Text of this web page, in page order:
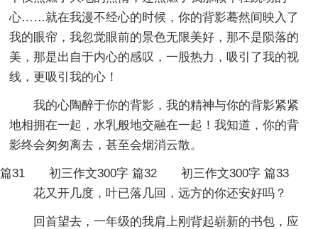
心……就在我漫不经心的时候，你的背影蓦然间映入了
我的眼帘，我忽觉眼前的景色无限美好，那不是陨落的
美，那是出自于内心的感叹，一股热力，吸引了我的视
线，更吸引我的心！
我的心陶醉于你的背影，我的精神与你的背影紧紧
地相拥在一起，水乳般地交融在一起！我知道，你的背
影终会匆匆离去，甚至会烟消云散。
篇31
花又开几度，叶已落几回，远方的你还安好吗？
回首望去，一年级的我肩上刚背起崭新的书包，应
初三作文300字 篇32 初三作文300字 篇33